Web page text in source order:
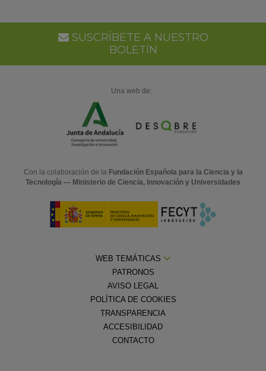
SUSCRÍBETE A NUESTRO
BOLETÍN
Una web de:
Con la colaboración de la Fundación Española para la Ciencia y la
Tecnología — Ministerio de Ciencia, Innovación y Universidades
WEB TEMÁTICAS
PATRONOS
AVISO LEGAL
POLÍTICA DE COOKIES
TRANSPARENCIA
ACCESIBILIDAD
CONTACTO